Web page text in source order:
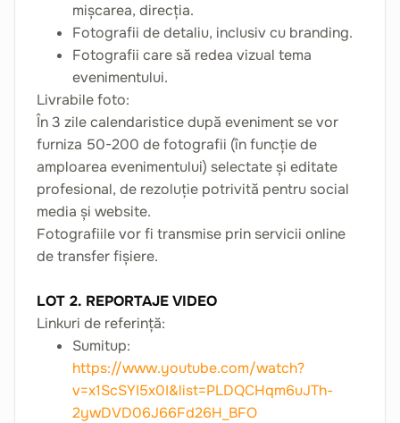
mișcarea, direcția.
Fotografii de detaliu, inclusiv cu branding.
Fotografii care să redea vizual tema
evenimentului.
Livrabile foto:
În 3 zile calendaristice după eveniment se vor
furniza 50-200 de fotografii (în funcție de
amploarea evenimentului) selectate și editate
profesional, de rezoluție potrivită pentru social
media și website.
Fotografiile vor fi transmise prin servicii online
de transfer fișiere.
LOT 2. REPORTAJE VIDEO
Linkuri de referință:
Sumitup:
https://www.youtube.com/watch?
v=x1ScSYI5x0I&list=PLDQCHqm6uJTh-
2ywDVD06J66Fd26H_BFO